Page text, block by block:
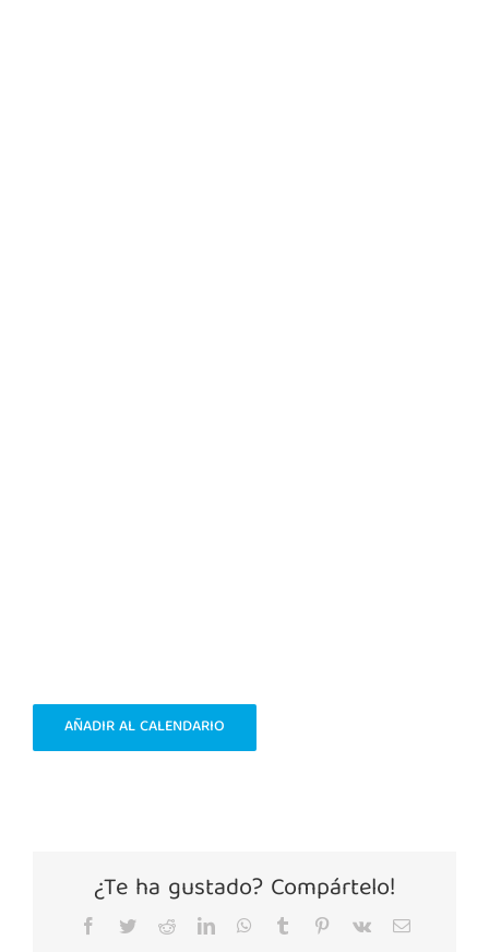
AÑADIR AL CALENDARIO
¿Te ha gustado? Compártelo!
Facebook
TwitterRedditLinkedInWhatsApp
Tumblr Pinterest
Vk
Correo